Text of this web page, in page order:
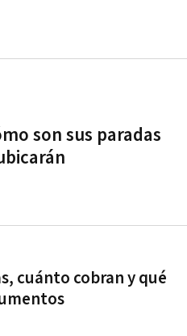
son sus paradas
cuánto cobran y qué